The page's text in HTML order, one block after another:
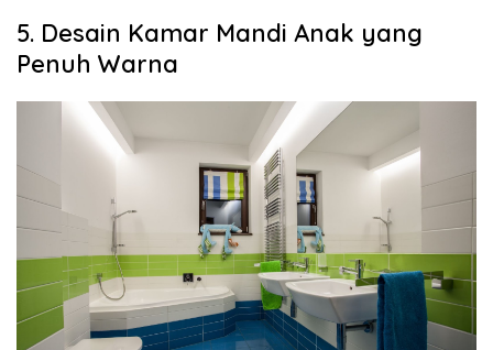
5. Desain Kamar Mandi Anak yang
Penuh Warna